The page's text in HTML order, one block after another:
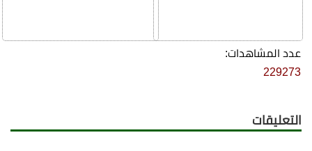
عدد المشاهدات:
229273
التعليقات